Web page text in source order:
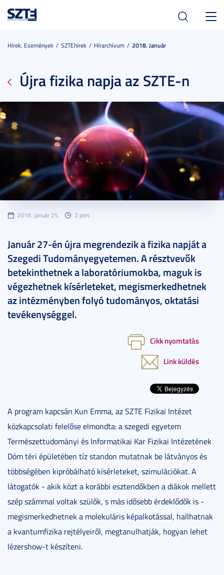
Hírek, Események SZTEhírek Hírarchívum 2018. Január
Újra fizika napja az SZTE-n
2018. január 25. 2 perc
Január 27-én újra megrendezik a fizika napját a
Szegedi Tudományegyetemen. A résztvevők
betekinthetnek a laboratóriumokba, maguk is
végezhetnek kísérleteket, megismerkedhetnek
az intézményben folyó tudományos, oktatási
tevékenységgel.
Cikk nyomtatás
Link küldés
A program kapcsán Kun Emma, az SZTE Fizikai Intézet
közkapcsolati felelőse elmondta: a szegedi egyetem
Természettudományi és Informatikai Kar Fizikai Intézetének
Dóm téri épületében tíz standon mutatnak be látványos és
többségében kipróbálható kísérleteket, szimulációkat. A
látogatók - akik közt a korábbi esztendőkben a diákok mellett
szép számmal voltak szülők, s más idősebb érdeklődők is -
megismerkedhetnek a molekuláris képalkotással, hallhatnak
a kvantumfizika rejtélyeiről, megtanulhatják, hogyan lehet
lézershow-t készíteni.